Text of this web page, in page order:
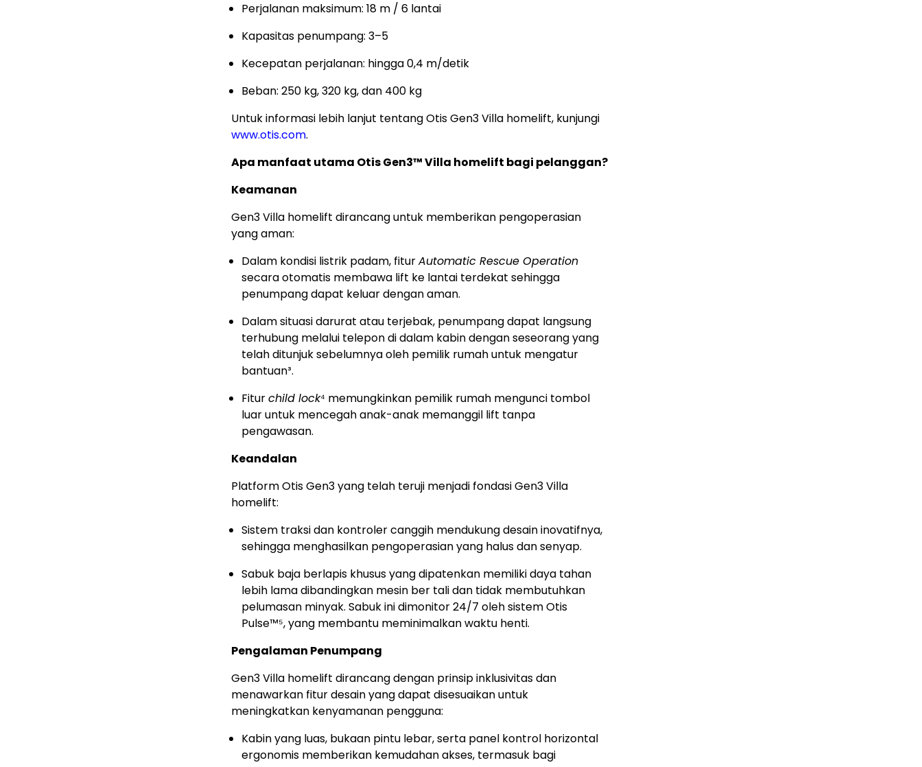
Perjalanan maksimum: 18 m / 6 lantai
Kapasitas penumpang: 3–5
Kecepatan perjalanan: hingga 0,4 m/detik
Beban: 250 kg, 320 kg, dan 400 kg
Untuk informasi lebih lanjut tentang Otis Gen3 Villa homelift, kunjungi
www.otis.com.
Apa manfaat utama Otis Gen3™ Villa homelift bagi pelanggan?
Keamanan
Gen3 Villa homelift dirancang untuk memberikan pengoperasian
yang aman:
Dalam kondisi listrik padam, fiturAutomatic Rescue Operation
secara otomatis membawa lift ke lantai terdekat sehingga
penumpang dapat keluar dengan aman.
Dalam situasi darurat atau terjebak, penumpang dapat langsung
terhubung melalui telepon di dalam kabin dengan seseorang yang
telah ditunjuk sebelumnya oleh pemilik rumah untuk mengatur
bantuan³.
Fiturchild lock⁴ memungkinkan pemilik rumah mengunci tombol
luar untuk mencegah anak-anak memanggil lift tanpa
pengawasan.
Keandalan
Platform Otis Gen3 yang telah teruji menjadi fondasi Gen3 Villa
homelift:
Sistem traksi dan kontroler canggih mendukung desain inovatifnya,
sehingga menghasilkan pengoperasian yang halus dan senyap.
Sabuk baja berlapis khusus yang dipatenkan memiliki daya tahan
lebih lama dibandingkan mesin ber tali dan tidak membutuhkan
pelumasan minyak. Sabuk ini dimonitor 24/7 oleh sistem Otis
Pulse™⁵, yang membantu meminimalkan waktu henti.
Pengalaman Penumpang
Gen3 Villa homelift dirancang dengan prinsip inklusivitas dan
menawarkan fitur desain yang dapat disesuaikan untuk
meningkatkan kenyamanan pengguna:
Kabin yang luas, bukaan pintu lebar, serta panel kontrol horizontal
ergonomis memberikan kemudahan akses, termasuk bagi